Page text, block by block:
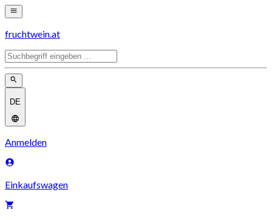
fruchtwein.at
DE
Anmelden
Einkaufswagen